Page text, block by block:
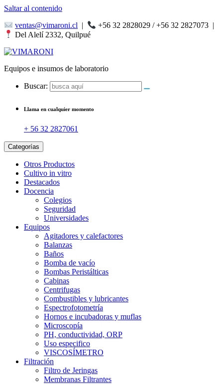
Saltar al contenido
ventas@vimaroni.cl | +56 32 2828029 / +56 32 2827073 |
Del Alelí 2332, Quilpué
Equipos e insumos de laboratorio
Buscar:
Llama en cualquier momento
+ 56 32 2827061
Categorías
Otros Productos
Cultivo in vitro
Destacados
Docencia
Colegios
Seguridad
Universidades
Equipos
Agitadores y calefactores
Balanzas
Baños
Bomba de vacío
Bombas Peristálticas
Cabinas
Centrifugas
Combustibles y lubricantes
Espectrofotometría
Hornos e incubadoras y muflas
Microscopía
PH, conductividad, ORP
Uso especifico
VISCOSÍMETRO
Filtración
Filtro de Jeringas
Membranas Filtrantes